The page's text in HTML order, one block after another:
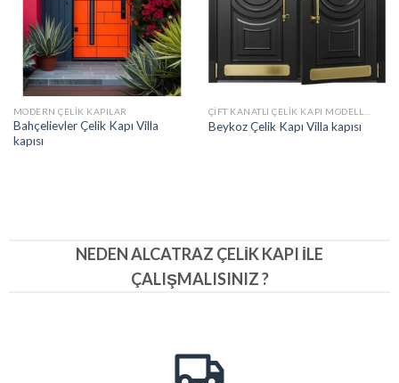
MODERN ÇELIK KAPILAR
Bahçelievler Çelik Kapı Villa
kapısı
Beykoz Çelik Kapı Villa kapısı
NEDEN ALCATRAZ ÇELIK KAPI İLE
ÇALIŞMALISINIZ ?